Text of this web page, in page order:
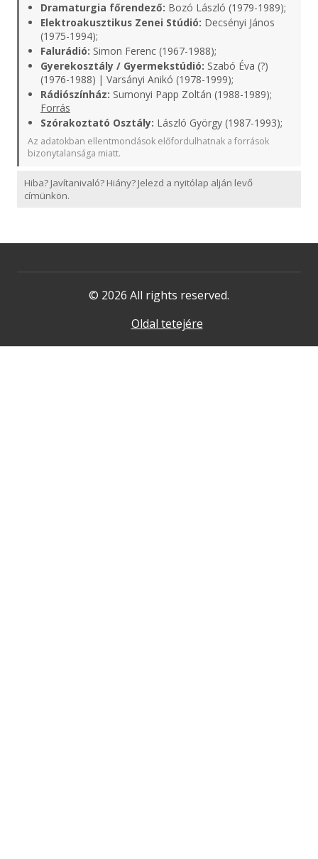
Dramaturgia főrendező: Bozó László (1979-1989);
Elektroakusztikus Zenei Stúdió: Decsényi János
(1975-1994);
Falurádió: Simon Ferenc (1967-1988);
Gyerekosztály / Gyermekstúdió: Szabó Éva (?)
(1976-1988) | Varsányi Anikó (1978-1999);
Rádiószínház: Sumonyi Papp Zoltán (1988-1989);
Forrás
Szórakoztató Osztály: László György (1987-1993);
Az adatokban ellentmondások előfordulhatnak a források
bizonytalansága miatt.
Hiba? Javítanivaló? Hiány? Jelezd a nyitólap alján levő
címünkön.
© 2026 All rights reserved.
Oldal tetejére